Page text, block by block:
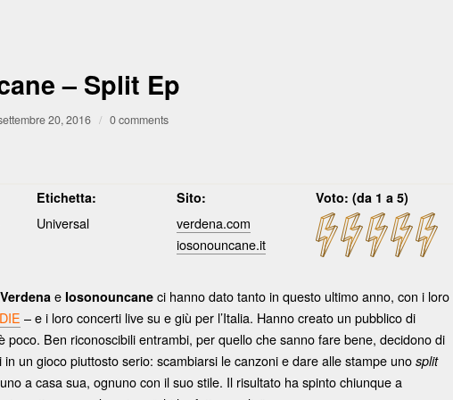
– Split Ep
20, 2016 / 0 comments
Etichetta: Sito: Voto: (da 1 a 5)
Universal
verdena.com
iosonouncane.it
Verdena e Iosonouncane ci hanno dato tanto in questo ultimo anno, con i loro
DIE – e i loro concerti live su e giù per l’Italia. Hanno creato un pubblico di
poco. Ben riconoscibili entrambi, per quello che sanno fare bene, decidono di
un gioco piuttosto serio: scambiarsi le canzoni e dare alle stampe uno split
a casa sua, ognuno con il suo stile. Il risultato ha spinto chiunque a